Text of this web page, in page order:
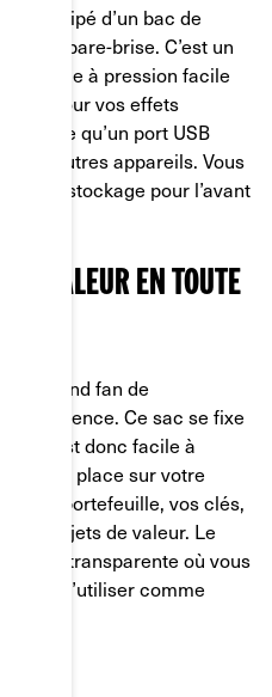
équipé d’un bac de
le pare-brise. C’est un
à pression facile
pour vos effets
même qu’un port USB
ou d’autres appareils. Vous
de stockage pour l’avant
DE VALEUR EN TOUTE
un grand fan de
d’essence. Ce sac se fixe
il est donc facile à
en place sur votre
votre portefeuille, vos clés,
objets de valeur. Le
poche transparente où vous
pour l’utiliser comme